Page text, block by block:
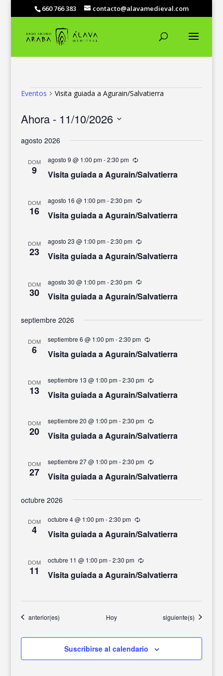
660 766 383 contacto@alavamedieval.com
EVENTOS
Eventos Visita guiada a Agurain/Salvatierra
Ahora - 11/10/2026
la
agosto 2026
DOM
9 Visita guiada a Agurain/Salvatierra
agosto 9 @ 1:00 pm-2:30 pm Recurrente
DOM
16 Visita guiada a Agurain/Salvatierra
agosto 16 @ 1:00 pm-2:30 pm Recurrente
DOM
23 Visita guiada a Agurain/Salvatierra
agosto 23 @ 1:00 pm-2:30 pm Recurrente
DOM
30 Visita guiada a Agurain/Salvatierra
agosto 30 @ 1:00 pm-2:30 pm Recurrente
septiembre 2026
DOM
6 Visita guiada a Agurain/Salvatierra
septiembre 6 @ 1:00 pm-2:30 pm Recurrente
DOM
13 Visita guiada a Agurain/Salvatierra
septiembre 13 @ 1:00 pm-2:30 pm Recurrente
DOM
20 Visita guiada a Agurain/Salvatierra
septiembre 20 @ 1:00 pm-2:30 pm Recurrente
DOM
27 Visita guiada a Agurain/Salvatierra
septiembre 27 @ 1:00 pm-2:30 pm Recurrente
octubre 2026
DOM
4 Visita guiada a Agurain/Salvatierra
octubre 4 @ 1:00 pm-2:30 pm Recurrente
DOM
11 Visita guiada a Agurain/Salvatierra
octubre 11 @ 1:00 pm-2:30 pm Recurrente
Eventos
anterior(es) Hoy Eventos
siguiente(s)
Suscribirse al calendario